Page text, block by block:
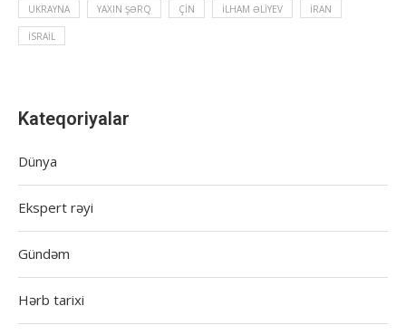
UKRAYNA YAXIN ŞƏRQ ÇIN İLHAM ƏLIYEV İRAN
İSRAIL
Kateqoriyalar
Dünya
Ekspert rəyi
Gündəm
Hərb tarixi